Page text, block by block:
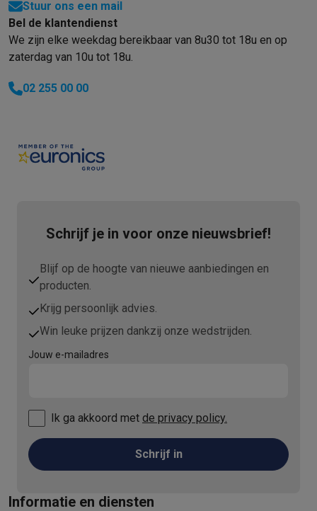
Stuur ons een mail
Bel de klantendienst
We zijn elke weekdag bereikbaar van 8u30 tot 18u en op
zaterdag van 10u tot 18u.
02 255 00 00
Schrijf je in voor onze nieuwsbrief!
Blijf op de hoogte van nieuwe aanbiedingen en
producten.
Krijg persoonlijk advies.
Win leuke prijzen dankzij onze wedstrijden.
Jouw e-mailadres
Ik ga akkoord met de privacy policy.
Schrijf in
Informatie en diensten